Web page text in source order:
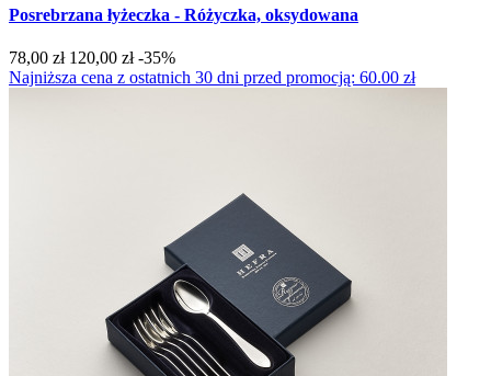
Posrebrzana łyżeczka - Różyczka, oksydowana
78,00 zł 120,00 zł -35%
Najniższa cena z ostatnich 30 dni przed promocją: 60.00 zł